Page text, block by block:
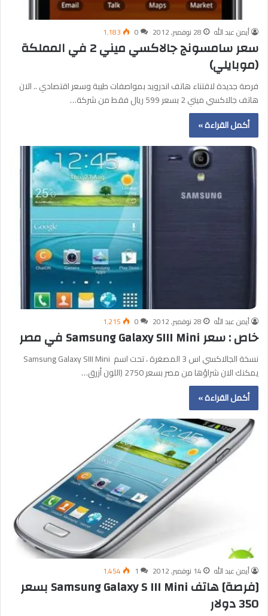
أيمن عبد الله 28 نوفمبر, 2012 0 1٬183
سعر سامسونج جالاكسي ميني 2 في المملكة
(موبايلي)
فرصة جديدة لاقتناء هاتف اندرويد بمواصفات طيبة وسعر اقتصادي .. الان
هاتف جالاكسي ميني 2 بسعر 599 ريال فقط من شركة…
أكمل القراءة »
أيمن عبد الله 28 نوفمبر, 2012 0 1٬215
خاص : سعر Samsung Galaxy SIII Mini في مصر
نسخة الجالاكسي اس 3 المصغرة ، تحت اسم Samsung Galaxy SIII Mini
يمكنك الان شراؤها من مصر بسعر 2750 (اللون أزرق…
أكمل القراءة »
أيمن عبد الله 14 نوفمبر, 2012 1 1٬454
[فرصة] هاتف Samsung Galaxy S III Mini بسعر
350 دولار